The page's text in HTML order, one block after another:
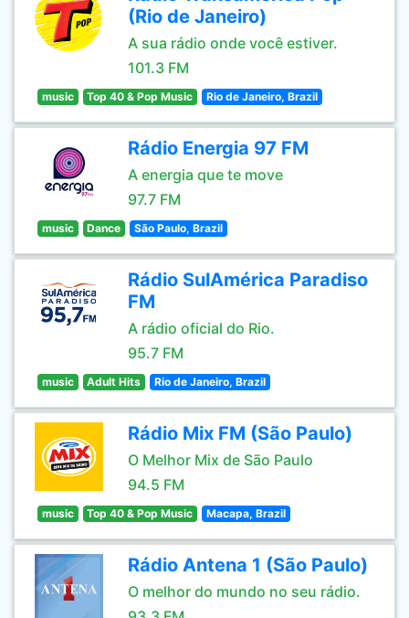
(Rio de Janeiro)
A sua rádio onde você estiver.
101.3 FM
music Top 40 & Pop Music Rio de Janeiro, Brazil
Rádio Energia 97 FM
A energia que te move
97.7 FM
music Dance São Paulo, Brazil
Rádio SulAmérica Paradiso
FM
A rádio oficial do Rio.
95.7 FM
music Adult Hits Rio de Janeiro, Brazil
Rádio Mix FM (São Paulo)
O Melhor Mix de São Paulo
94.5 FM
music Top 40 & Pop Music Macapa, Brazil
Rádio Antena 1 (São Paulo)
O melhor do mundo no seu rádio.